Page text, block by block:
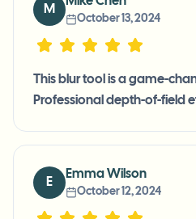
M
October 13, 2024
This blur tool is a game-
Professional depth-of-field
E
Emma Wilson
October 12, 2024